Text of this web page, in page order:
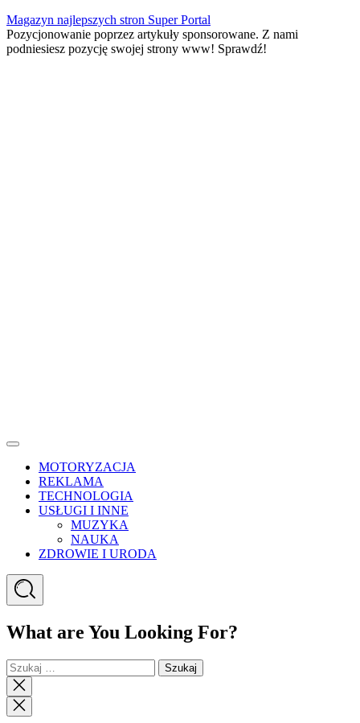
Skip
to
content
Magazyn najlepszych stron Super Portal
Pozycjonowanie poprzez artykuły sponsorowane. Z nami
podniesiesz pozycję swojej strony www! Sprawdź!
Menu
MOTORYZACJA
REKLAMA
TECHNOLOGIA
USŁUGI I INNE
MUZYKA
NAUKA
ZDROWIE I URODA
Search
What are You Looking For?
Szukaj:
Close
search
Close
Menu